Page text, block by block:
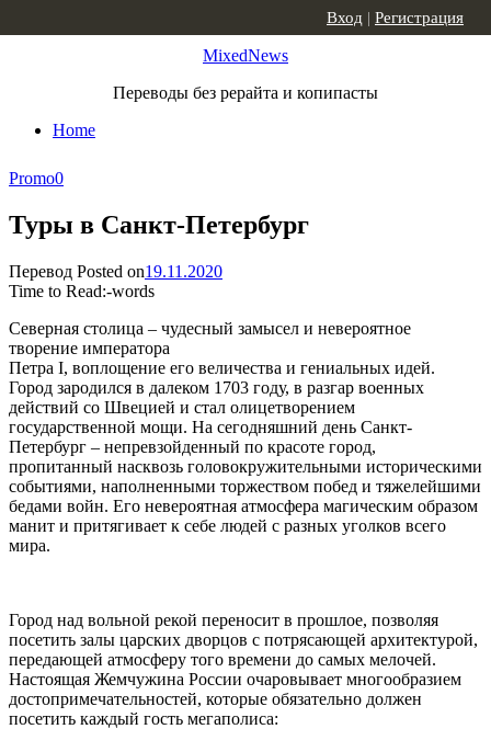
MixedNews
Переводы без рерайта и копипасты
Home
Вход | Регистрация
Promo0
Туры в Санкт-Петербург
Перевод Posted on19.11.2020
Time to Read:-words
Северная столица – чудесный замысел и невероятное
творение императора
Петра I, воплощение его величества и гениальных идей.
Город зародился в далеком 1703 году, в разгар военных
действий со Швецией и стал олицетворением
государственной мощи. На сегодняшний день Санкт-
Петербург – непревзойденный по красоте город,
пропитанный насквозь головокружительными историческими
событиями, наполненными торжеством побед и тяжелейшими
бедами войн. Его невероятная атмосфера магическим образом
манит и притягивает к себе людей с разных уголков всего
мира.
Город над вольной рекой переносит в прошлое, позволяя
посетить залы царских дворцов с потрясающей архитектурой,
передающей атмосферу того времени до самых мелочей.
Настоящая Жемчужина России очаровывает многообразием
достопримечательностей, которые обязательно должен
посетить каждый гость мегаполиса: